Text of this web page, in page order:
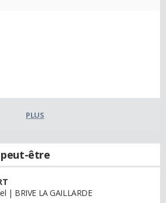
PLUS
peut-être
| BRIVE LA GAILLARDE